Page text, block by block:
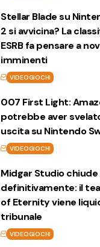
Stellar Blade su
2 si avvicina? La
ESRB fa pensare a
imminenti
VIDEOGIOCHI
007 First Light:
potrebbe aver
uscita su Nintendo
VIDEOGIOCHI
Midgar Studio chiude
definitivamente: il
of Eternity viene
tribunale
VIDEOGIOCHI